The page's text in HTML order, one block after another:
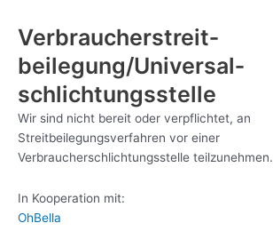
Verbraucher­streit­
beilegung/Universal­
schlichtungs­stelle
Wir sind nicht bereit oder verpflichtet, an
Streitbeilegungsverfahren vor einer
Verbraucherschlichtungsstelle teilzunehmen.
In Kooperation mit:
OhBella